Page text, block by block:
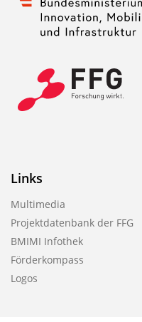
Links
Multimedia
Projektdatenbank der FFG
BMIMI Infothek
Förderkompass
Logos